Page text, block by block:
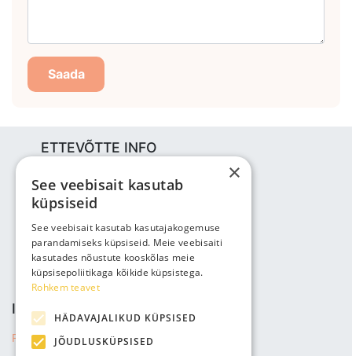
Saada
ETTEVÕTTE INFO
Vabaõhukooli tee 4, Tallinn, 12013
Reg nr: 14690362
KM: EE102147285
Telefon: +3725143691
info@bjuti.ee
INFO JA TINGIMUSED
Privaatsuse tingimused
×
See veebisait kasutab
küpsiseid
See veebisait kasutab kasutajakogemuse
parandamiseks küpsiseid. Meie veebisaiti
kasutades nõustute kooskõlas meie
küpsisepoliitikaga kõikide küpsistega.
Rohkem teavet
HÄDAVAJALIKUD KÜPSISED
JÕUDLUSKÜPSISED